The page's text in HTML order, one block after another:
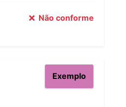
Não conforme
Exemplo